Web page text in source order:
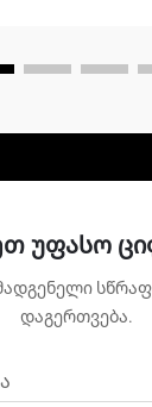
უფასო
დაგერთვება.